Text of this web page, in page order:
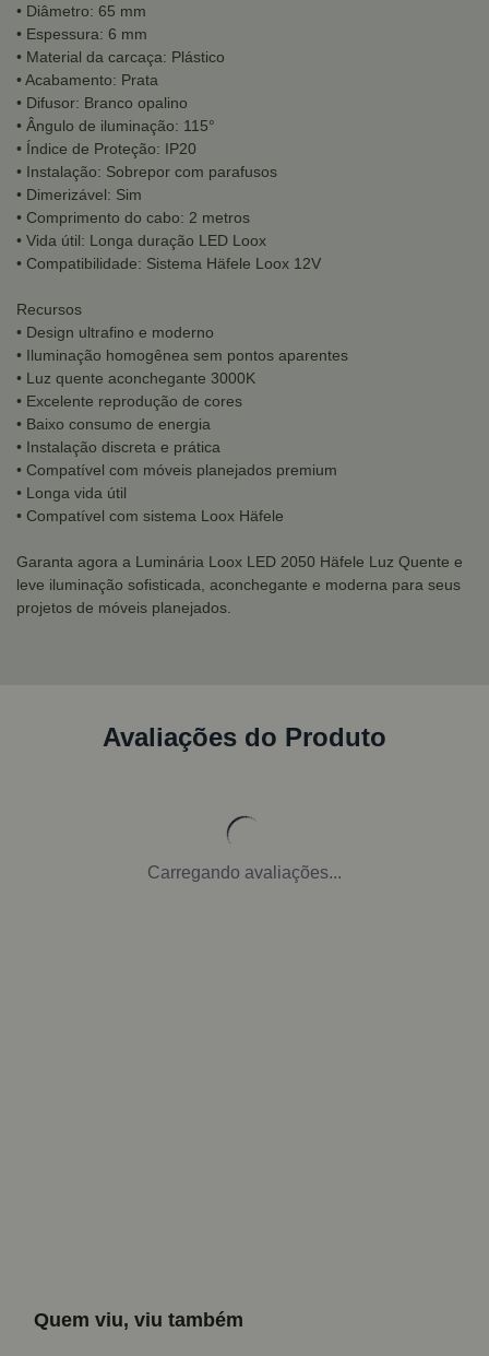
• Diâmetro: 65 mm
• Espessura: 6 mm
• Material da carcaça: Plástico
• Acabamento: Prata
• Difusor: Branco opalino
• Ângulo de iluminação: 115°
• Índice de Proteção: IP20
• Instalação: Sobrepor com parafusos
• Dimerizável: Sim
• Comprimento do cabo: 2 metros
• Vida útil: Longa duração LED Loox
• Compatibilidade: Sistema Häfele Loox 12V
Recursos
• Design ultrafino e moderno
• Iluminação homogênea sem pontos aparentes
• Luz quente aconchegante 3000K
• Excelente reprodução de cores
• Baixo consumo de energia
• Instalação discreta e prática
• Compatível com móveis planejados premium
• Longa vida útil
• Compatível com sistema Loox Häfele
Garanta agora a Luminária Loox LED 2050 Häfele Luz Quente e
leve iluminação sofisticada, aconchegante e moderna para seus
projetos de móveis planejados.
Avaliações do Produto
Carregando avaliações...
Quem viu, viu também